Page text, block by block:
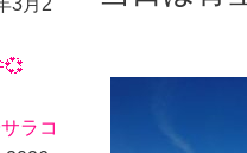
3月2
ラコ